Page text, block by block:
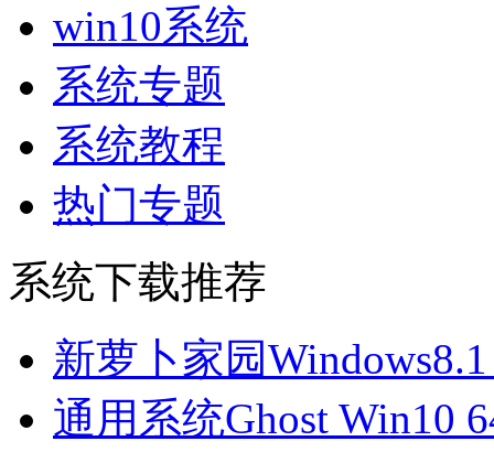
win10系统
系统专题
系统教程
热门专题
系统下载推荐
新萝卜家园
通用系统Ghost Win10